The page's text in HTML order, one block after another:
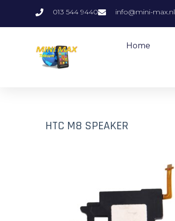
013 544 9440 info@mini-max.nl
Home
HTC M8 SPEAKER